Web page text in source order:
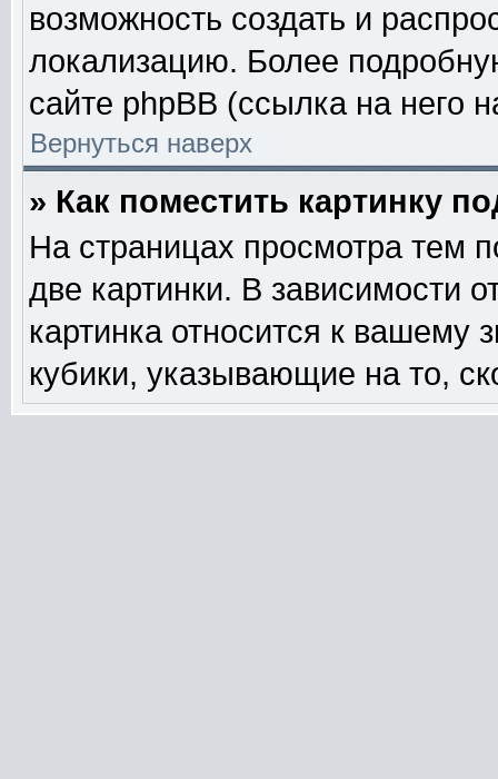
возможность создать и
локализацию. Более
сайте phpBB (ссылка на него
Вернуться наверх
» Как поместить картинку
На страницах просмотра тем
две картинки. В зависимости
картинка относится к вашему
кубики, указывающие на то,